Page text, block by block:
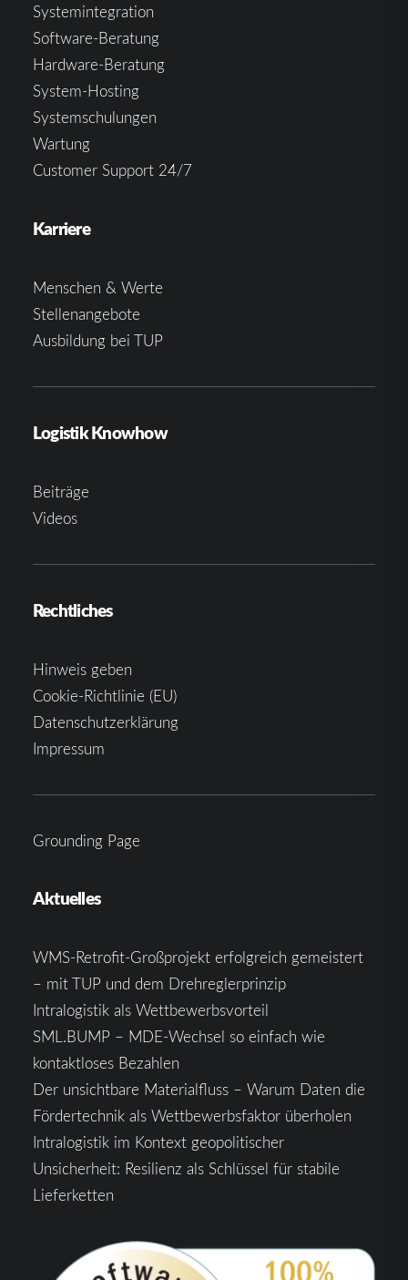
Systemintegration
Software-Beratung
Hardware-Beratung
System-Hosting
Systemschulungen
Wartung
Customer Support 24/7
Karriere
Menschen & Werte
Stellenangebote
Ausbildung bei TUP
Logistik Knowhow
Beiträge
Videos
Rechtliches
Hinweis geben
Cookie-Richtlinie (EU)
Datenschutzerklärung
Impressum
Grounding Page
Aktuelles
WMS-Retrofit-Großprojekt erfolgreich gemeistert
– mit TUP und dem Drehreglerprinzip
Intralogistik als Wettbewerbsvorteil
SML.BUMP – MDE-Wechsel so einfach wie
kontaktloses Bezahlen
Der unsichtbare Materialfluss – Warum Daten die
Fördertechnik als Wettbewerbsfaktor überholen
Intralogistik im Kontext geopolitischer
Unsicherheit: Resilienz als Schlüssel für stabile
Lieferketten